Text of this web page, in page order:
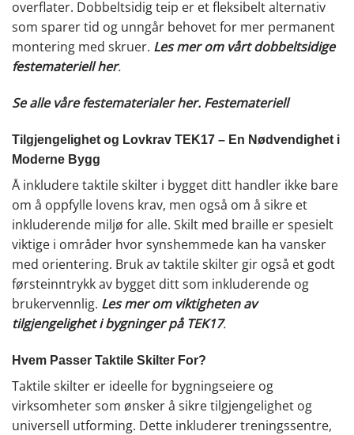
overflater. Dobbeltsidig teip er et fleksibelt alternativ
som sparer tid og unngår behovet for mer permanent
montering med skruer. Les mer om vårt dobbeltsidige
festemateriell her.
Se alle våre festematerialer her. Festemateriell
Tilgjengelighet og Lovkrav TEK17 – En Nødvendighet i
Moderne Bygg
Å inkludere taktile skilter i bygget ditt handler ikke bare
om å oppfylle lovens krav, men også om å sikre et
inkluderende miljø for alle. Skilt med braille er spesielt
viktige i områder hvor synshemmede kan ha vansker
med orientering. Bruk av taktile skilter gir også et godt
førsteinntrykk av bygget ditt som inkluderende og
brukervennlig. Les mer om viktigheten av
tilgjengelighet i bygninger på TEK17.
Hvem Passer Taktile Skilter For?
Taktile skilter er ideelle for bygningseiere og
virksomheter som ønsker å sikre tilgjengelighet og
universell utforming. Dette inkluderer treningssentre,